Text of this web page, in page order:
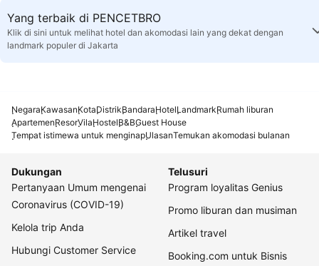
Yang terbaik di PENCETBRO
Klik di sini untuk melihat hotel dan akomodasi lain yang dekat dengan
landmark populer di Jakarta
NegaraKawasanKotaDistrikBandaraHotelLandmarkRumah liburan
ApartemenResorVilaHostelB&BGuest House
Tempat istimewa untuk menginapUlasanTemukan akomodasi bulanan
Dukungan
Pertanyaan Umum mengenai
Coronavirus (COVID-19)
Kelola trip Anda
Hubungi Customer Service
Telusuri
Program loyalitas Genius
Promo liburan dan musiman
Artikel travel
Booking.com untuk Bisnis